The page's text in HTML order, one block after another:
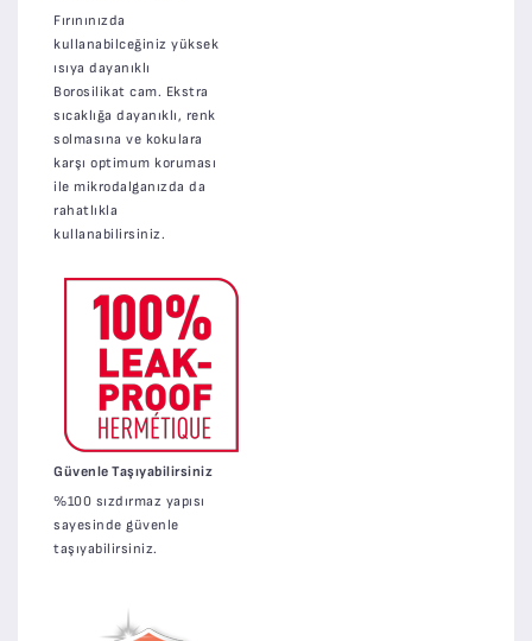
Fırınınızda
kullanabilceğiniz yüksek
ısıya dayanıklı
Borosilikat cam. Ekstra
sıcaklığa dayanıklı, renk
solmasına ve kokulara
karşı optimum koruması
ile mikrodalganızda da
rahatlıkla
kullanabilirsiniz.
Güvenle Taşıyabilirsiniz
%100 sızdırmaz yapısı
sayesinde güvenle
taşıyabilirsiniz.